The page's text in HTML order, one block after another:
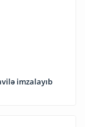
imzalayıb